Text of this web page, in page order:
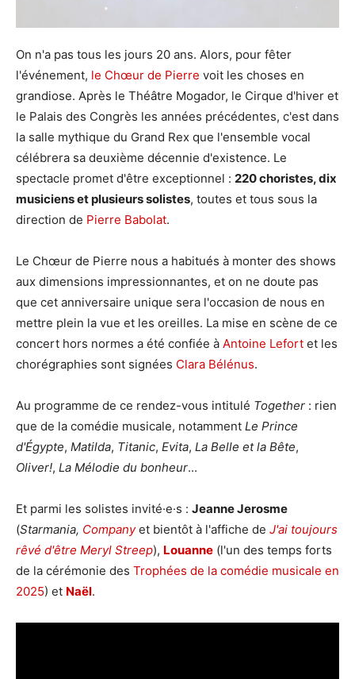
On n'a pas tous les jours 20 ans. Alors, pour fêter
l'événement, le Chœur de Pierre voit les choses en
grandiose. Après le Théâtre Mogador, le Cirque d'hiver et
le Palais des Congrès les années précédentes, c'est dans
la salle mythique du Grand Rex que l'ensemble vocal
célébrera sa deuxième décennie d'existence. Le
spectacle promet d'être exceptionnel : 220 choristes, dix
musiciens et plusieurs solistes, toutes et tous sous la
direction de Pierre Babolat.
Le Chœur de Pierre nous a habitués à monter des shows
aux dimensions impressionnantes, et on ne doute pas
que cet anniversaire unique sera l'occasion de nous en
mettre plein la vue et les oreilles. La mise en scène de ce
concert hors normes a été confiée à Antoine Lefort et les
chorégraphies sont signées Clara Bélénus.
Au programme de ce rendez-vous intitulé Together : rien
que de la comédie musicale, notamment Le Prince
d'Égypte, Matilda, Titanic, Evita, La Belle et la Bête,
Oliver!, La Mélodie du bonheur...
Et parmi les solistes invité·e·s : Jeanne Jerosme
(Starmania, Companyet bientôt à l'affiche de J'ai toujours
rêvé d'être Meryl Streep), Louanne (l'un des temps forts
de la cérémonie des Trophées de la comédie musicale en
2025) et Naël.